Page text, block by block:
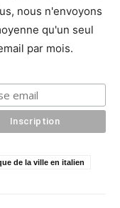
nous n'envoyons
qu'un seul
par mois.
de la ville en italien